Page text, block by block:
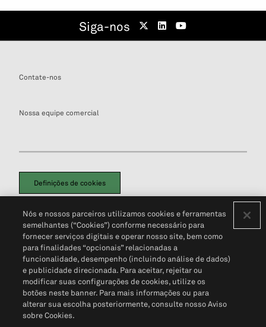
Siga-nos
Contate-nos
Nossa equipe comercial
Definições de cookies
Política de PrivacidadePortal de privacidade do cliente (em inglês)
Não Venda Minhas Informações Pessoais© 2026 S&P Global
Nós e nossos parceiros utilizamos cookies e ferramentas
semelhantes (“Cookies”) conforme necessário para
fornecer serviços digitais e operar nosso site, bem como
para finalidades “opcionais” relacionadas a
funcionalidade, desempenho (incluindo análise de dados)
e publicidade direcionada. Para aceitar, rejeitar ou
modificar suas configurações de cookies, utilize os
botões neste banner. Para mais informações ou para
alterar sua escolha posteriormente, consulte nosso Aviso
sobre Cookies.